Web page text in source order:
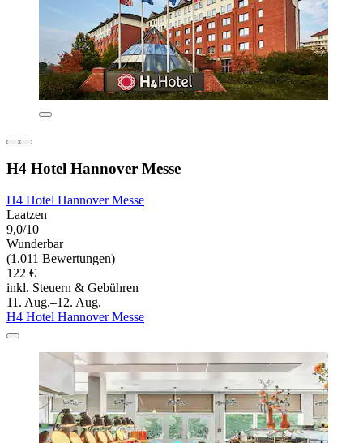
H4 Hotel Hannover Messe
H4 Hotel Hannover Messe
Laatzen
9,0/10
Wunderbar
(1.011 Bewertungen)
122 €
inkl. Steuern & Gebühren
11. Aug.–12. Aug.
H4 Hotel Hannover Messe